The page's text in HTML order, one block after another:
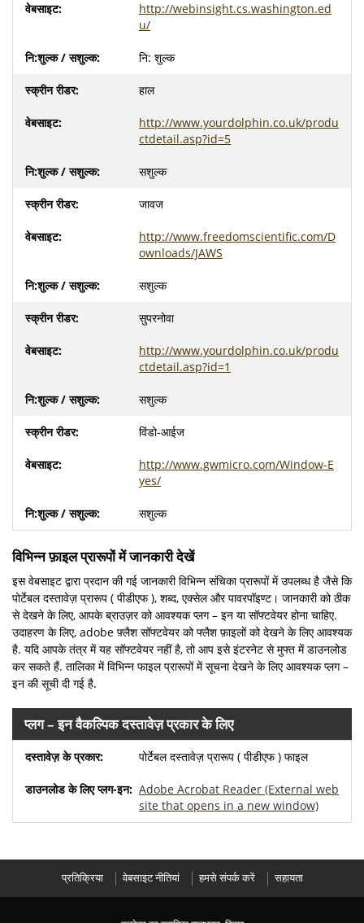
http://webinsight.cs.washington.ed
u/
नि: शुल्क
हाल
http://www.yourdolphin.co.uk/produ
ctdetail.asp?id=5
सशुल्क
जावज
http://www.freedomscientific.com/D
ownloads/JAWS
सशुल्क
सुपरनोवा
http://www.yourdolphin.co.uk/produ
ctdetail.asp?id=1
सशुल्क
विंडो-आईज
http://www.gwmicro.com/Window-E
yes/
सशुल्क
विभिन्न फ़ाइल प्रारूपों में जानकारी देखें
इस वेबसाइट द्वारा प्रदान की गई जानकारी विभिन्न संचिका प्रारूपों में उपलब्ध है जैसे कि
पोर्टेबल दस्तावेज़ प्रारूप ( पीडीएफ ), शब्द, एक्सेल और पावरपॉइण्ट। जानकारी को ठीक
से देखने के लिए, आपके ब्राउज़र को आवश्यक प्लग – इन या सॉफ्टवेयर होना चाहिए.
उदाहरण के लिए, adobe फ़्लैश सॉफ्टवेयर को फ्लैश फ़ाइलों को देखने के लिए आवश्यक
है. यदि आपके तंत्र में यह सॉफ्टवेयर नहीं है, तो आप इसे इंटरनेट से मुफ्त में डाउनलोड
कर सकते हैं. तालिका में विभिन्न फाइल प्रारूपों में सूचना देखने के लिए आवश्यक प्लग –
इन की सूची दी गई है.
प्लग – इन वैकल्पिक दस्तावेज़ प्रकार के लिए
पोर्टेबल दस्तावेज़ प्रारूप ( पीडीएफ ) फाइल
Adobe Acrobat Reader (External web
site that opens in a new window)
प्रतिक्रिया वेबसाइट नीतियां हमसे संपर्क करें सहायता